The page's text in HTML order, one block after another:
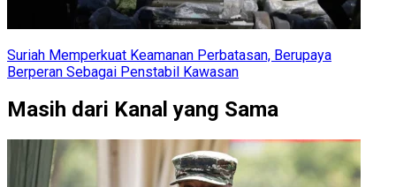
Suriah Memperkuat Keamanan Perbatasan, Berupaya
Berperan Sebagai Penstabil Kawasan
Masih dari Kanal yang Sama